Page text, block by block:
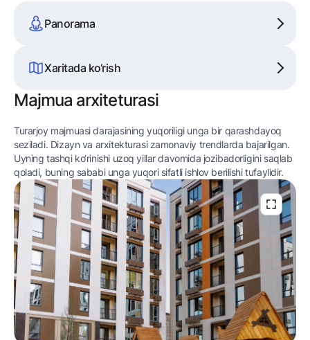
Panorama
Xaritada ko‘rish
Majmua arxiteturasi
Turarjoy majmuasi darajasining yuqoriligi unga bir qarashdayoq
seziladi. Dizayn va arxitekturasi zamonaviy trendlarda bajarilgan.
Uyning tashqi ko‘rinishi uzoq yillar davomida jozibadorligini saqlab
qoladi, buning sababi unga yuqori sifatli ishlov berilishi tufaylidir.